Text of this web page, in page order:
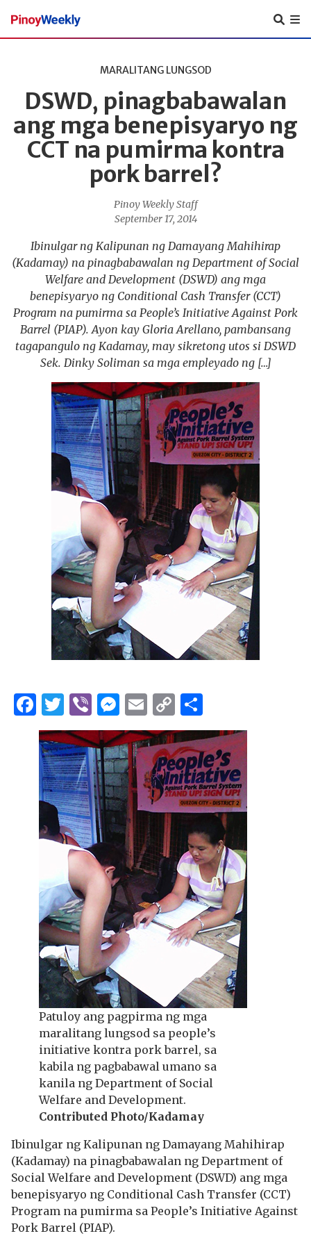
Pinoy
Weekly
MARALITANG LUNGSOD
DSWD, pinagbabawalan
ang mga benepisyaryo ng
CCT na pumirma kontra
pork barrel?
Pinoy Weekly Staff
September 17, 2014
Ibinulgar ng Kalipunan ng Damayang Mahihirap
(Kadamay) na pinagbabawalan ng Department of Social
Welfare and Development (DSWD) ang mga
benepisyaryo ng Conditional Cash Transfer (CCT)
Program na pumirma sa People’s Initiative Against Pork
Barrel (PIAP). Ayon kay Gloria Arellano, pambansang
tagapangulo ng Kadamay, may sikretong utos si DSWD
Sek. Dinky Soliman sa mga empleyado ng […]
Facebook
Twitter
ViberMessenger
Email
Copy
Link
Patuloy ang pagpirma ng mga
maralitang lungsod sa people’s
initiative kontra pork barrel, sa
kabila ng pagbabawal umano sa
kanila ng Department of Social
Welfare and Development.
Contributed Photo/Kadamay
Ibinulgar ng Kalipunan ng Damayang Mahihirap
(Kadamay) na pinagbabawalan ng Department of
Social Welfare and Development (DSWD) ang mga
benepisyaryo ng Conditional Cash Transfer (CCT)
Program na pumirma sa People’s Initiative Against
Pork Barrel (PIAP).